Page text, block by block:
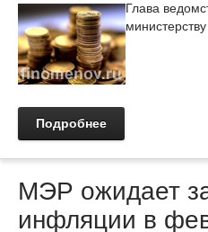
Глава
Подробнее
МЭР ожидает
инфляции в